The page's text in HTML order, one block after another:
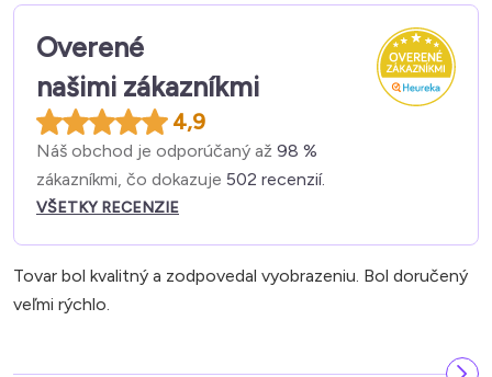
Overené
našimi zákazníkmi
4,9
Náš obchod je odporúčaný až 98 %
zákazníkmi, čo dokazuje 502 recenzií.
VŠETKY RECENZIE
Tovar bol kvalitný a zodpovedal vyobrazeniu. Bol doručený
veľmi rýchlo.